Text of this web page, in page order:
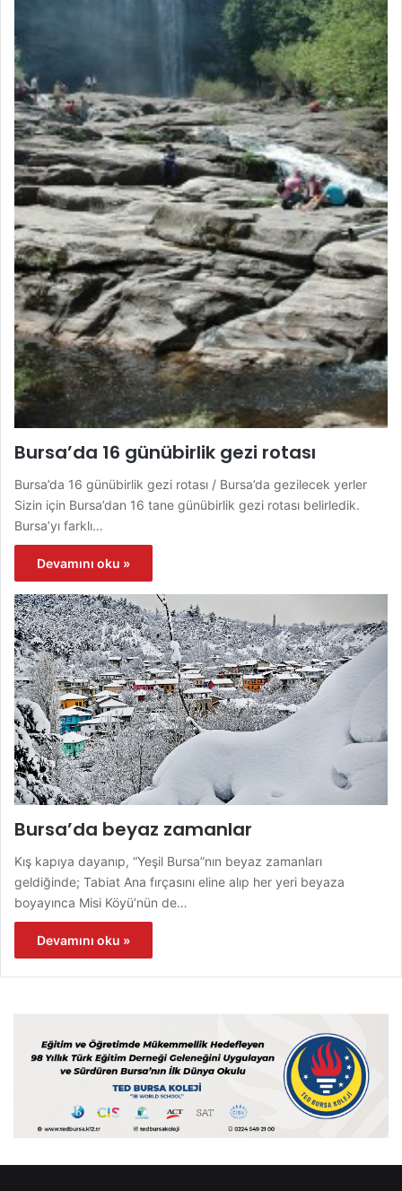
Bursa’da 16 günübirlik gezi rotası
Bursa’da 16 günübirlik gezi rotası / Bursa’da gezilecek yerler
Sizin için Bursa’dan 16 tane günübirlik gezi rotası belirledik.
Bursa’yı farklı…
Devamını oku »
Bursa’da beyaz zamanlar
Kış kapıya dayanıp, “Yeşil Bursa”nın beyaz zamanları
geldiğinde; Tabiat Ana fırçasını eline alıp her yeri beyaza
boyayınca Misi Köyü’nün de…
Devamını oku »